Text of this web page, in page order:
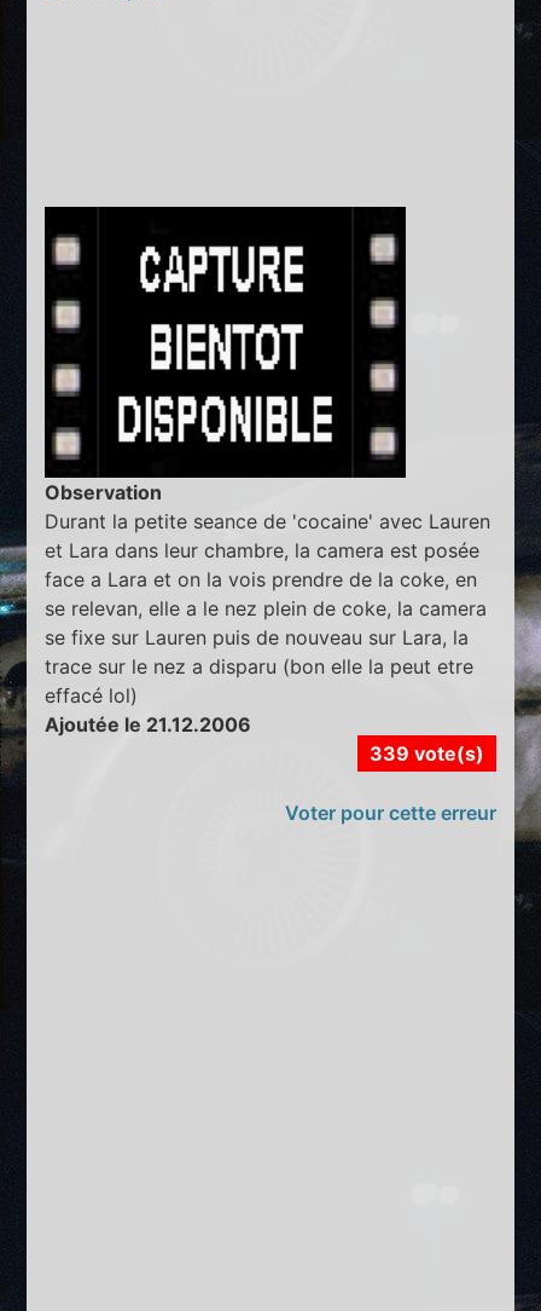
Observation
Durant la petite seance de 'cocaine' avec Lauren
et Lara dans leur chambre, la camera est posée
face a Lara et on la vois prendre de la coke, en
se relevan, elle a le nez plein de coke, la camera
se fixe sur Lauren puis de nouveau sur Lara, la
trace sur le nez a disparu (bon elle la peut etre
effacé lol)
Ajoutée le 21.12.2006
339 vote(s)
Voter pour cette erreur